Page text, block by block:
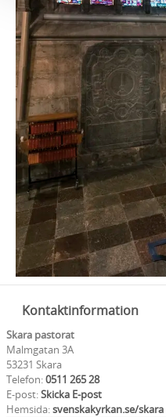
Kontaktinformation
Skara pastorat
Malmgatan 3A
53231 Skara
Telefon:0511 265 28
E-post:Skicka E-post
Hemsida:svenskakyrkan.se/skara